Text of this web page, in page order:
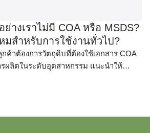
างเราไม่มี COA หรือ MSDS?
มสำหรับการใช้งานทั่วไป?
กค้าต้องการวัตถุดิบที่ต้องใช้เอกสาร COA
ผลิตในระดับอุตสาหกรรม แนะนำให้
ดยตรง จะเหมาะสมกว่า